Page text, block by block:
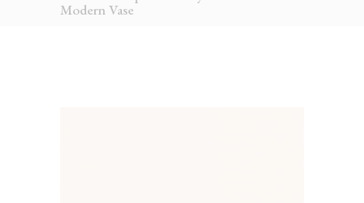
Modern Vase